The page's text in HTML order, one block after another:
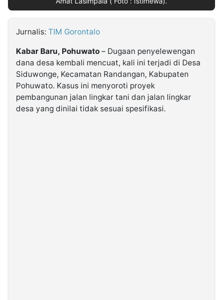
Kabarbaru.co
Kabarbaru
Media
Holding
Jurnalis: TIM Gorontalo
Kabar Baru, Pohuwato – Dugaan penyelewengan
dana desa kembali mencuat, kali ini terjadi di Desa
Siduwonge, Kecamatan Randangan, Kabupaten
Pohuwato. Kasus ini menyoroti proyek
pembangunan jalan lingkar tani dan jalan lingkar
desa yang dinilai tidak sesuai spesifikasi.